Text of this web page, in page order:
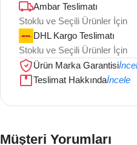
Ambar Teslimatı
Stoklu ve Seçili Ürünler İçin
DHL Kargo Teslimatı
Stoklu ve Seçili Ürünler İçin
Ürün Marka Garantisi
Teslimat Hakkındaİncele
Müşteri Yorumları